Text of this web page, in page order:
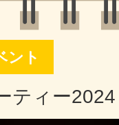
ント
ティー